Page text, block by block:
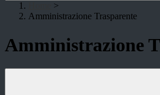
>
Amministrazione Trasparente
Amministrazione